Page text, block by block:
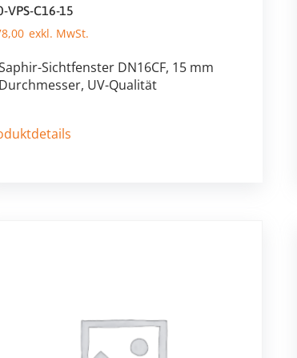
VPS-C16-15
Sichtfenster DN16CF, 15 mm
Durchmesser, UV-Qualität